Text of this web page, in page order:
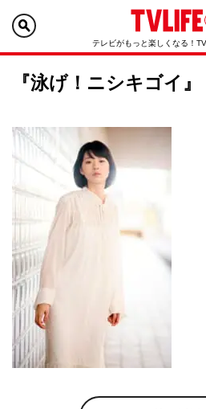
テレビがもっと楽しくなる！
『泳げ！ニシキゴイ』